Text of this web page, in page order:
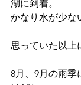
湖に到着。
かなり水が少な
思っていた以上
8月、9月の雨季